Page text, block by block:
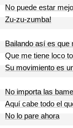
No puede estar
Zu-zu-zumba!
Bailando así es que
Que me tiene loco
Su movimiento es
No importa las
Aquí cabe todo el
No lo pare ahora